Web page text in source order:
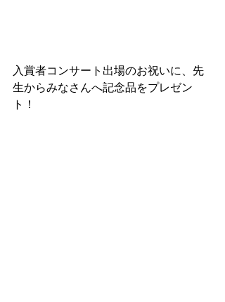
入賞者コンサート出場のお祝いに、先
生からみなさんへ記念品をプレゼン
ト！